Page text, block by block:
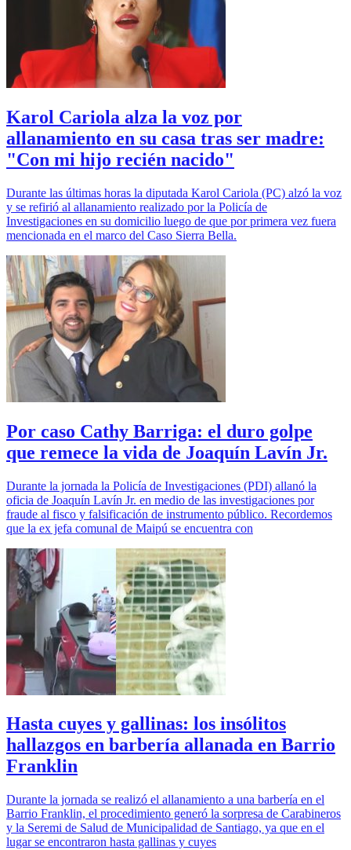
Karol Cariola alza la voz por
allanamiento en su casa tras ser madre:
"Con mi hijo recién nacido"
Durante las últimas horas la diputada Karol Cariola (PC) alzó la voz
y se refirió al allanamiento realizado por la Policía de
Investigaciones en su domicilio luego de que por primera vez fuera
mencionada en el marco del Caso Sierra Bella.
Por caso Cathy Barriga: el duro golpe
que remece la vida de Joaquín Lavín Jr.
Durante la jornada la Policía de Investigaciones (PDI) allanó la
oficia de Joaquín Lavín Jr. en medio de las investigaciones por
fraude al fisco y falsificación de instrumento público. Recordemos
que la ex jefa comunal de Maipú se encuentra con
Hasta cuyes y gallinas: los insólitos
hallazgos en barbería allanada en Barrio
Franklin
Durante la jornada se realizó el allanamiento a una barbería en el
Barrio Franklin, el procedimiento generó la sorpresa de Carabineros
y la Seremi de Salud de Municipalidad de Santiago, ya que en el
lugar se encontraron hasta gallinas y cuyes